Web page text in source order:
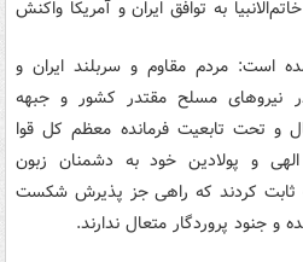
به توافق ایران و آمریکا واکنش
آمده است: مردم مقاوم و سربلند ایران و
نیروهای مسلح مقتدر کشور و جبهه
و تحت تابعیت فرمانده معظم کل قوا
الهی و پولادین خود به دشمنان زبون
ثابت کردند که راهی جز پذیرش شکست
و جنود پروردگار متعال ندارند.